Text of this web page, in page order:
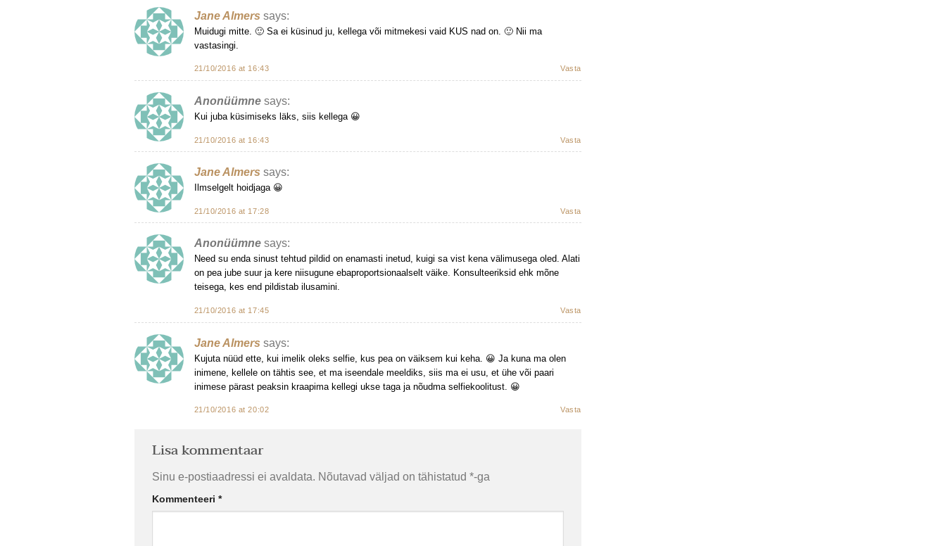
Jane Almers says:
Muidugi mitte. 🙂 Sa ei küsinud ju, kellega või mitmekesi vaid KUS nad on. 🙂 Nii ma
vastasingi.
21/10/2016 at 16:43 Vasta
Anonüümne says:
Kui juba küsimiseks läks, siis kellega 😀
21/10/2016 at 16:43 Vasta
Jane Almers says:
Ilmselgelt hoidjaga 😀
21/10/2016 at 17:28 Vasta
Anonüümne says:
Need su enda sinust tehtud pildid on enamasti inetud, kuigi sa vist kena välimusega oled. Alati
on pea jube suur ja kere niisugune ebaproportsionaalselt väike. Konsulteeriksid ehk mõne
teisega, kes end pildistab ilusamini.
21/10/2016 at 17:45 Vasta
Jane Almers says:
Kujuta nüüd ette, kui imelik oleks selfie, kus pea on väiksem kui keha. 😀 Ja kuna ma olen
inimene, kellele on tähtis see, et ma iseendale meeldiks, siis ma ei usu, et ühe või paari
inimese pärast peaksin kraapima kellegi ukse taga ja nõudma selfiekoolitust. 😀
21/10/2016 at 20:02 Vasta
Lisa kommentaar
Sinu e-postiaadressi ei avaldata. Nõutavad väljad on tähistatud *-ga
Kommenteeri *